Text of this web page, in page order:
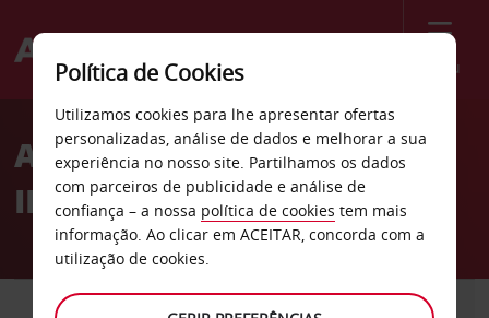
Menu
Welcome
AvisALUGAR CARRO EM
INGLATERRA COM A AVIS
CARRO COMERCIAIS
Política de Cookies
Utilizamos cookies para lhe apresentar ofertas
personalizadas, análise de dados e melhorar a sua
experiência no nosso site. Partilhamos os dados
com parceiros de publicidade e análise de
confiança – a nossa política de cookies tem mais
informação. Ao clicar em ACEITAR, concorda com a
utilização de cookies.